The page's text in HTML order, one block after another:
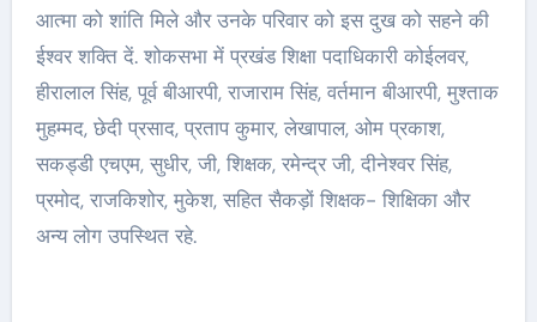
आत्मा को शांति मिले और उनके परिवार को इस दुख को सहने की
ईश्वर शक्ति दें. शोकसभा में प्रखंड शिक्षा पदाधिकारी कोईलवर,
हीरालाल सिंह, पूर्व बीआरपी, राजाराम सिंह, वर्तमान बीआरपी, मुश्ताक
मुहम्मद, छेदी प्रसाद, प्रताप कुमार, लेखापाल, ओम प्रकाश,
सकड्डी एचएम, सुधीर, जी, शिक्षक, रमेन्द्र जी, दीनेश्वर सिंह,
प्रमोद, राजकिशोर, मुकेश, सहित सैकड़ों शिक्षक- शिक्षिका और
अन्य लोग उपस्थित रहे.